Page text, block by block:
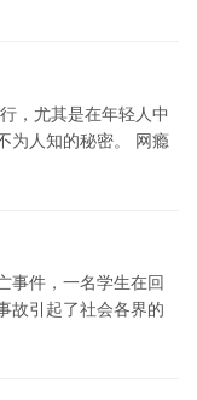
，尤其是在年轻人中
为人知的秘密。 网瘾
事件，一名学生在回
故引起了社会各界的